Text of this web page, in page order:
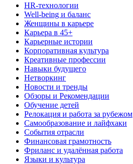
HR‑технологии
Well-being и баланс
Женщины в карьере
Карьера в 45+
Карьерные истории
Корпоративная культура
Креативные профессии
Навыки будущего
Нетворкинг
Новости и тренды
Обзоры и Рекомендации
Обучение детей
Релокация и работа за рубежом
Самообразование и лайфхаки
События отрасли
Финансовая грамотность
Фриланс и удалённая работа
Языки и культура